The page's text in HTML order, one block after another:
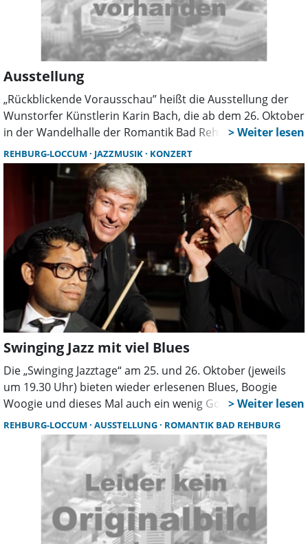
Ausstellung
„Rückblickende Vorausschau” heißt die Ausstellung der
Wunstorfer Künstlerin Karin Bach, die ab dem 26. Oktober
in der Wandelhalle der Romantik Bad Rehburg zu sehen
sein wird. Die graphischen Arbeiten zeigen einen
Ausschnitt aus 40 Jahren künstlerischer Tätigkeit. Es geht
um Zeit, Wahrnehmung und Transformation. Die
Vernissage ist am Samstag, den 26. Oktober um 17 Uhr.
Die Öffnungszeiten sind Mittwoch bis Sonntag von 10 bis
17 Uhr. Der Eintritt ist frei.
REHBURG-LOCCUM JAZZMUSIK KONZERT
Swinging Jazz mit viel Blues
Die „Swinging Jazztage“ am 25. und 26. Oktober (jeweils
um 19.30 Uhr) bieten wieder erlesenen Blues, Boogie
Woogie und dieses Mal auch ein wenig Gospel-Feeling: Am
Freitag steht mit Janice Harrington eine große Dame des
Jazz, Gospel und Blues auf der Bühne und am
Samstagabend trifft die Bluesgröße Abi Wallenstein auf
das Boogielicious-Trio.
REHBURG-LOCCUM AUSSTELLUNG ROMANTIK BAD REHBURG